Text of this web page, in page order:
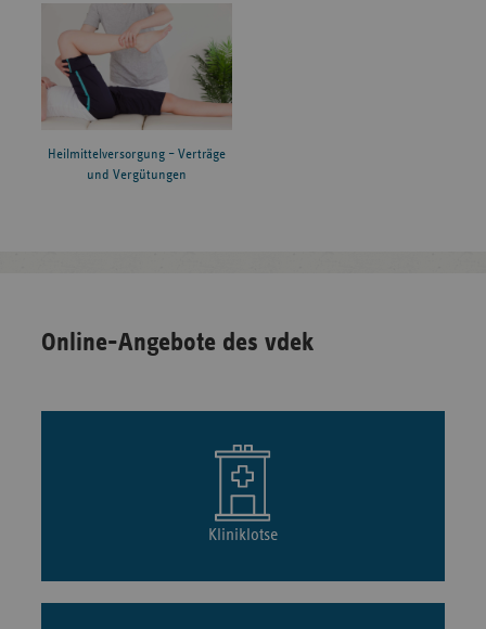
Heilmittelversorgung – Verträge
und Vergütungen
Online-Angebote des vdek
Kliniklotse